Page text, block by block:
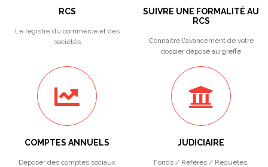
RCS
Le registre du commerce et des
sociétés
SUIVRE UNE FORMALITÉ AU
RCS
Connaitre l'avancement de votre
dossier déposé au greffe
COMPTES ANNUELS
Déposer des comptes sociaux
JUDICIAIRE
Fonds / Référés / Requêtes.